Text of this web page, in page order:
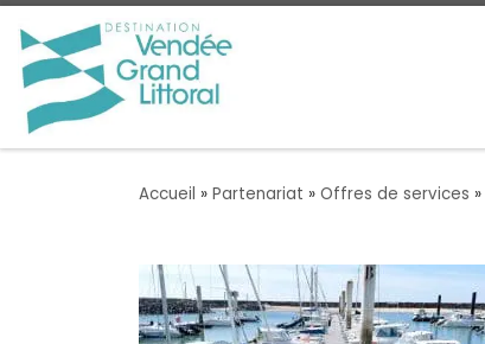
Passer au contenu
Accueil » Partenariat » Offres de services »